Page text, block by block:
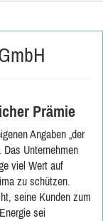
Prämie
Angaben „der
Das Unternehmen
viel Wert auf
zu schützen.
seine Kunden zum
sei